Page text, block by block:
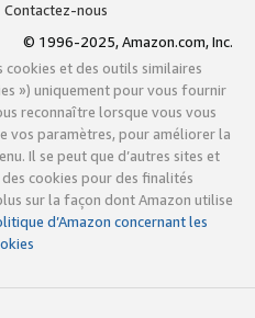
Contactez-nous
© 1996-2025, Amazon.com, Inc.
cookies et des outils similaires
») uniquement pour vous fournir
reconnaître lorsque vous vous
vos paramètres, pour améliorer la
Il se peut que d’autres sites et
cookies pour des finalités
sur la façon dont Amazon utilise
d’Amazon concernant les